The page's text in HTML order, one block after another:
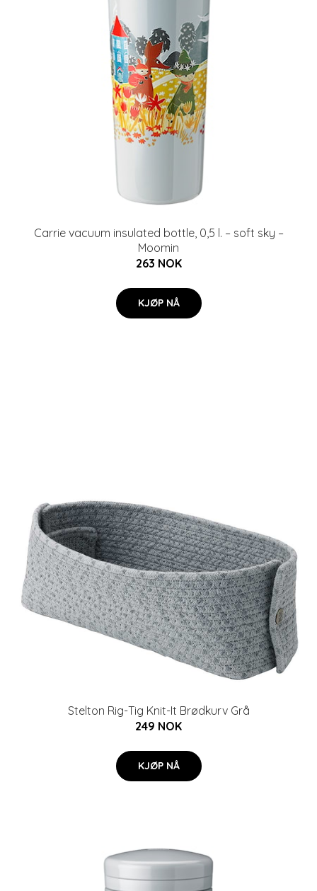
Carrie vacuum insulated bottle, 0,5 l. – soft sky –
Moomin
263 NOK
KJØP NÅ
Stelton Rig-Tig Knit-It Brødkurv Grå
249 NOK
KJØP NÅ